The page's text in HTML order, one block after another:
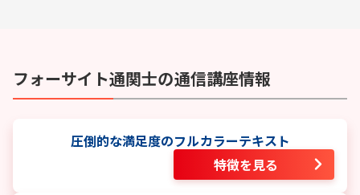
フォーサイト通関士の通信講座情報
圧倒的な満足度のフルカラーテキスト
特徴を見る